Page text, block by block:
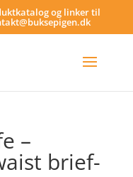
og linker til
–
brief-